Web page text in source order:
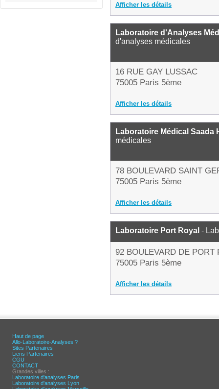
Afficher les détails
Laboratoire d'Analyses
d'analyses médicales
16 RUE GAY LUSSAC
75005 Paris 5ème
Afficher les détails
Laboratoire Médical Saada
médicales
78 BOULEVARD SAINT
75005 Paris 5ème
Afficher les détails
Laboratoire Port Royal -
92 BOULEVARD DE PORT
75005 Paris 5ème
Afficher les détails
Haut de page
Allo-Laboratoire-Analyses ?
Sites Partenaires
Liens Partenaires
CGU
CONTACT
Grandes villes :
Laboratoire d'analyses Paris
Laboratoire d'analyses Lyon